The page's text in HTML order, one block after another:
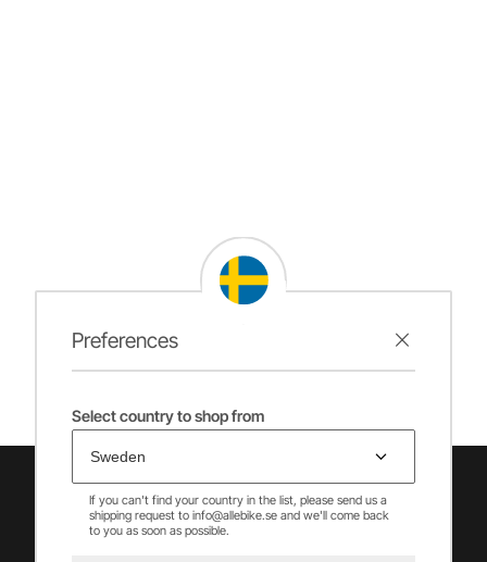
Preferences
Select country to shop from
If you can't find your country in the list, please send us a
shipping request to info@allebike.se and we'll come back
to you as soon as possible.